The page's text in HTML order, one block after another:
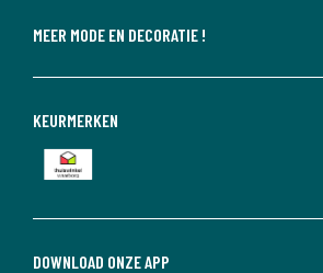
MEER MODE EN DECORATIE !
DOWNLOAD ONZE APP
KEURMERKEN